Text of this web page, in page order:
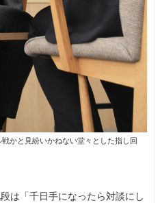
かと見紛いかねない堂々とした指し回
は「千日手になったら対談にし